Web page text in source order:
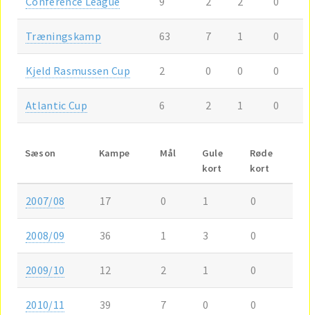
Træningskamp 63 7 1 0
Kjeld Rasmussen Cup 2 0 0 0
Atlantic Cup 6 2 1 0
Sæson Kampe Mål
Gule
kort
Røde
kort
2007/08 17 0 1 0
2008/09 36 1 3 0
2009/10 12 2 1 0
2010/11 39 7 0 0